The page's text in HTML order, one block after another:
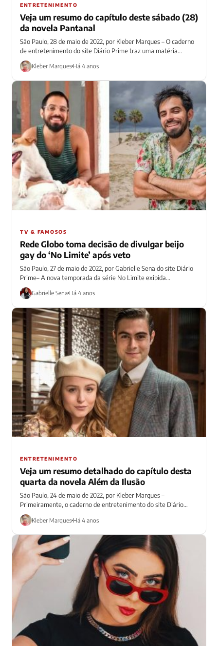
ENTRETENIMENTO
Veja um resumo do capítulo deste sábado (28)
da novela Pantanal
São Paulo, 28 de maio de 2022, por Kleber Marques – O caderno
de entretenimento do site Diário Prime traz uma matéria...
Kleber Marques Há 4 anos
TV & FAMOSOS
Rede Globo toma decisão de divulgar beijo
gay do ‘No Limite’ após veto
São Paulo, 27 de maio de 2022, por Gabrielle Sena do site Diário
Prime– A nova temporada da série No Limite exibida...
Gabrielle Sena Há 4 anos
ENTRETENIMENTO
Veja um resumo detalhado do capítulo desta
quarta da novela Além da Ilusão
São Paulo, 24 de maio de 2022, por Kleber Marques –
Primeiramente, o caderno de entretenimento do site Diário
Prime traz uma...
Kleber Marques Há 4 anos